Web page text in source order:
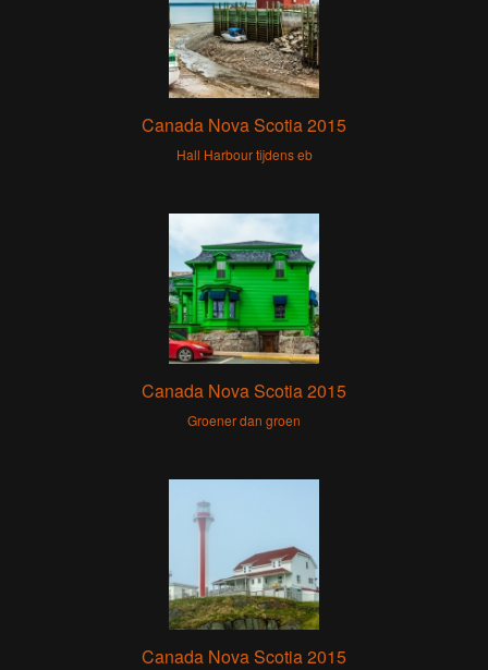
Canada Nova Scotia 2015
Hall Harbour tijdens eb
Canada Nova Scotia 2015
Groener dan groen
Canada Nova Scotia 2015